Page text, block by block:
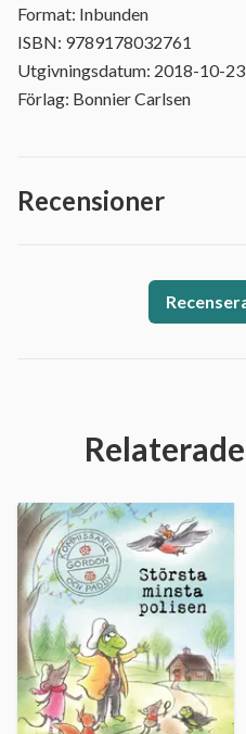
Format: Inbunden
ISBN: 9789178032761
Utgivningsdatum: 2018-10-23
Förlag: Bonnier Carlsen
Recensioner